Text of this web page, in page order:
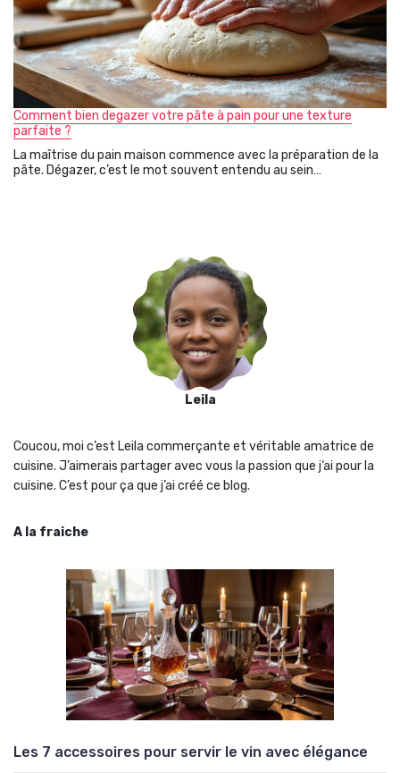
Comment bien degazer votre pâte à pain pour une texture
parfaite ?
La maîtrise du pain maison commence avec la préparation de la
pâte. Dégazer, c’est le mot souvent entendu au sein…
Leila
Coucou, moi c’est Leila commerçante et véritable amatrice de
cuisine. J’aimerais partager avec vous la passion que j‘ai pour la
cuisine. C’est pour ça que j’ai créé ce blog.
A la fraiche
Les 7 accessoires pour servir le vin avec élégance